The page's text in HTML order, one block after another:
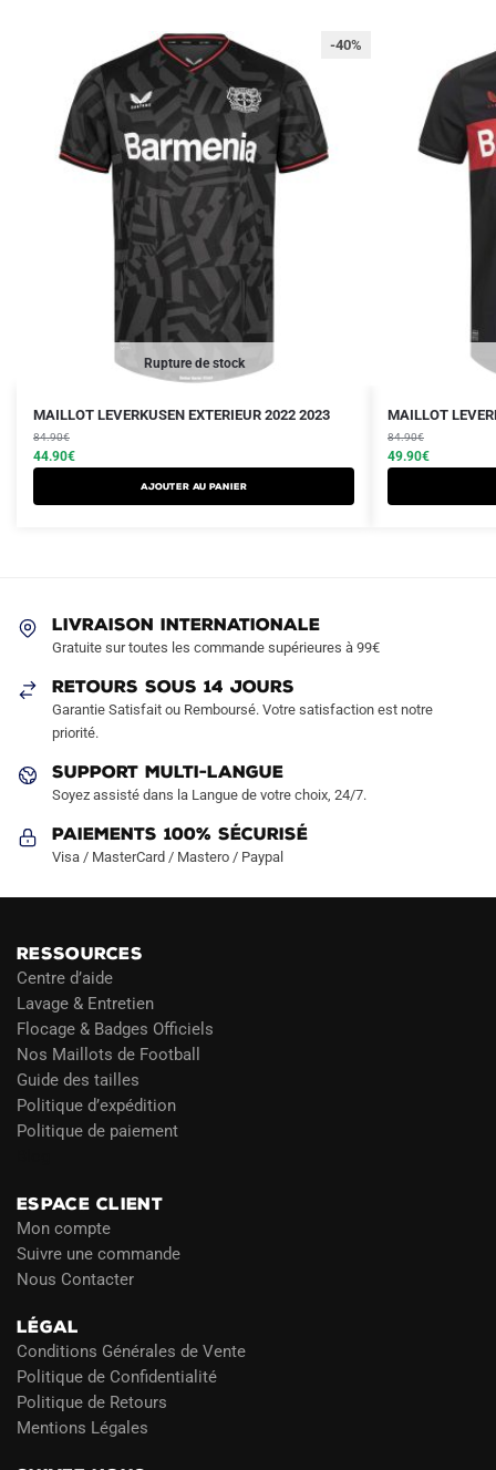
Rupture de stock
-40%
MAILLOT LEVERKUSEN EXTERIEUR 2022 2023
84.90€
Le
prix
initial
était :
44.90€
Le
prix
actuel
est :
AJOUTER AU PANIER
Ce
produit
a
être
choisies
sur
page
produit
MAILLOT
84.90€
Le
prix
initial
était :
49.90€
Le
prix
actuel
est :
LIVRAISON INTERNATIONALE
Gratuite sur toutes les commande supérieures à 99€
RETOURS SOUS 14 JOURS
Garantie Satisfait ou Remboursé. Votre satisfaction est notre
priorité.
SUPPORT MULTI-LANGUE
Soyez assisté dans la Langue de votre choix, 24/7.
Paiements 100% Sécurisé
Visa / MasterCard / Mastero / Paypal
RESSOURCES
Centre d’aide
Lavage & Entretien
Flocage & Badges Officiels
Nos Maillots de Football
Guide des tailles
Politique d’expédition
Politique de paiement
ESPACE CLIENT
Mon compte
Suivre une commande
Nous Contacter
LÉGAL
Conditions Générales de Vente
Politique de Confidentialité
Politique de Retours
Mentions Légales